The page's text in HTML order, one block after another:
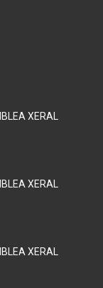
XERAL
XERAL
XERAL